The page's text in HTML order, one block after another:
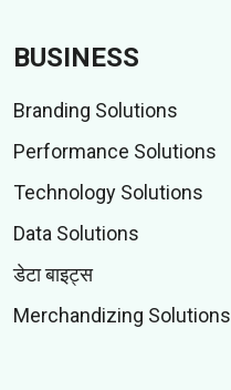
BUSINESS
Branding Solutions
Performance Solutions
Technology Solutions
Data Solutions
डेटा बाइट्स
Merchandizing Solutions